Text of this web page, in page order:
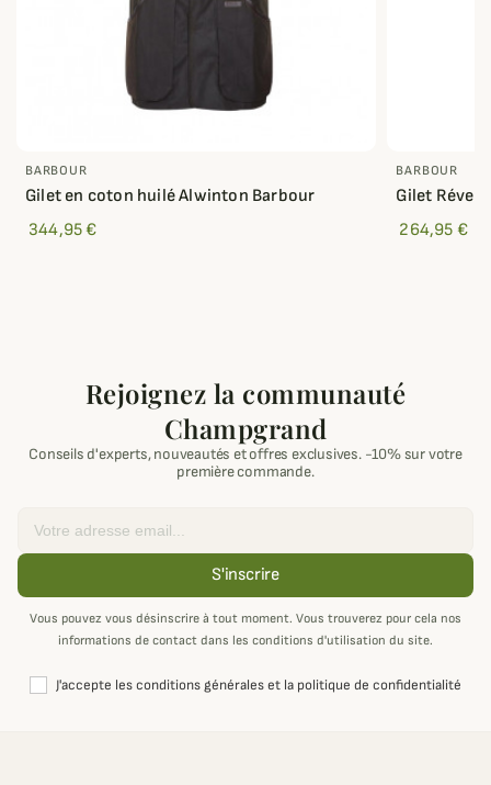
BARBOUR
Gilet en coton huilé Alwinton Barbour
344,95 €
BARBOUR
Gilet
264,95 €
Rejoignez la communauté
Champgrand
Conseils d'experts, nouveautés et offres exclusives. -10% sur votre
première commande.
S'inscrire
Vous pouvez vous désinscrire à tout moment. Vous trouverez pour cela nos
informations de contact dans les conditions d'utilisation du site.
J'accepte les conditions générales et la politique de confidentialité